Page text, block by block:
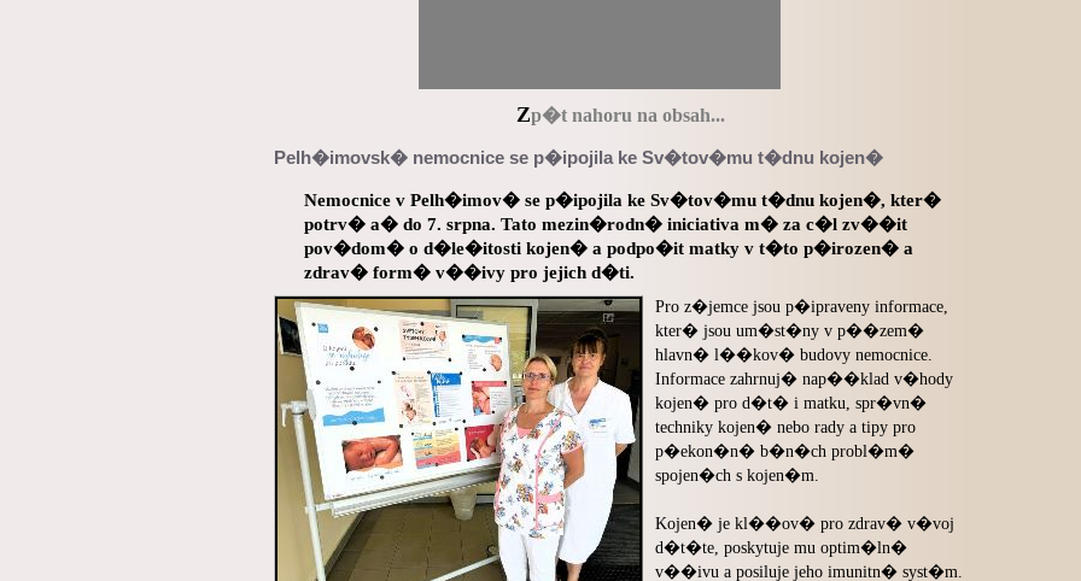
Zp�t nahoru na obsah...
Pelh�imovsk� nemocnice se p�ipojila ke Sv�tov�mu t�dnu kojen�
Nemocnice v Pelh�imov� se p�ipojila ke Sv�tov�mu t�dnu kojen�, kter�
potrv� a� do 7. srpna. Tato mezin�rodn� iniciativa m� za c�l zv��it
pov�dom� o d�le�itosti kojen� a podpo�it matky v t�to p�irozen� a
zdrav� form� v��ivy pro jejich d�ti.
Pro z�jemce jsou p�ipraveny informace,
kter� jsou um�st�ny v p��zem�
hlavn� l��kov� budovy nemocnice.
Informace zahrnuj� nap��klad v�hody
kojen� pro d�t� i matku, spr�vn�
techniky kojen� nebo rady a tipy pro
p�ekon�n� b�n�ch probl�m�
spojen�ch s kojen�m.
Kojen� je kl��ov� pro zdrav� v�voj
d�t�te, poskytuje mu optim�ln�
v��ivu a posiluje jeho imunitn� syst�m.